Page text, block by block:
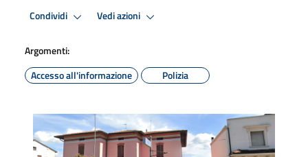
Condividi Vedi azioni
Argomenti:
Accesso all'informazione
Polizia